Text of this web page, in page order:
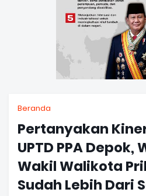
Beranda
Pertanyakan
UPTD PPA
Wakil Walikota
Sudah Lebih Dari